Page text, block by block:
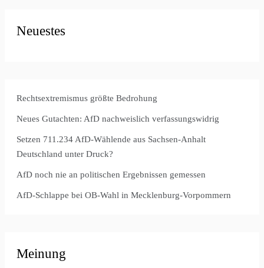
Neuestes
Rechtsextremismus größte Bedrohung
Neues Gutachten: AfD nachweislich verfassungswidrig
Setzen 711.234 AfD-Wählende aus Sachsen-Anhalt
Deutschland unter Druck?
AfD noch nie an politischen Ergebnissen gemessen
AfD-Schlappe bei OB-Wahl in Mecklenburg-Vorpommern
Meinung